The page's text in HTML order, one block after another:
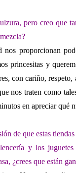
pero creo que
nos proporcionan
princesitas y
con cariño,
nos traten como
en apreciar qué
de que estas
y los juguetes
¿crees que están